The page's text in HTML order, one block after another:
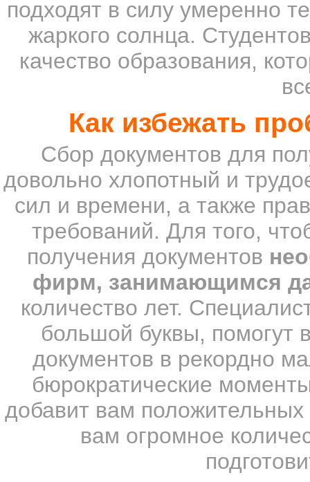
подходят в силу умеренно
жаркого солнца.
качество образования,
Как избежать
Сбор документов для
довольно хлопотный и
сил и времени, а также
требований. Для того,
получения документов
фирм, занимающимся
количество лет.
большой буквы, помогут
документов в рекордно
бюрократические
добавит вам
вам огромное